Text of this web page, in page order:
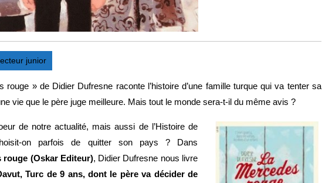
junior
rouge » de Didier Dufresne raconte l’histoire d’une famille turque qui va tenter sa
vie que le père juge meilleure. Mais tout le monde sera-t-il du même avis ?
de notre actualité, mais aussi de l’Histoire de
on parfois de quitter son pays ? Dans
rouge (Oskar Editeur), Didier Dufresne nous livre
Turc de 9 ans, dont le père va décider de